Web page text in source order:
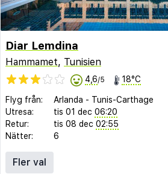
Diar Lemdina
Hammamet, Tunisien
4,6/5 18°C
Flyg från: Arlanda - Tunis-Carthage
Utresa:
tis 01 dec 06:20
Retur:
tis 08 dec 02:55
Nätter:
6
Fler val